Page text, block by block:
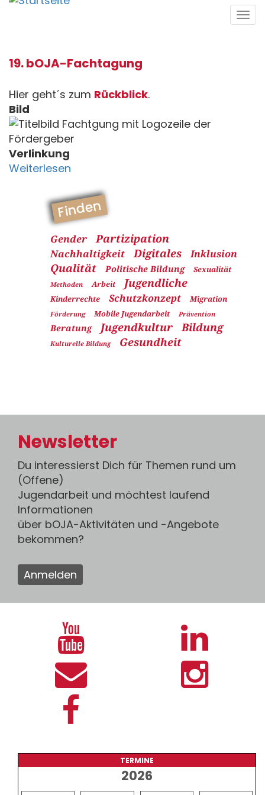
Direkt
19. bOJA-Fachtagung
Hier geht´s zum Rückblick.
Bild
Verlinkung
Weiterlesen
Finden
Gender Partizipation
Nachhaltigkeit Digitales Inklusion
Qualität Politische Bildung Sexualität
Methoden Arbeit Jugendliche
Kinderrechte Schutzkonzept Migration
Förderung Mobile Jugendarbeit Prävention
Beratung Jugendkultur Bildung
Kulturelle Bildung Gesundheit
Newsletter
Du interessierst Dich für Themen rund um
(Offene)
Jugendarbeit und möchtest laufend
Informationen
über bOJA-Aktivitäten und -Angebote
bekommen?
Anmelden
TERMINE
2026